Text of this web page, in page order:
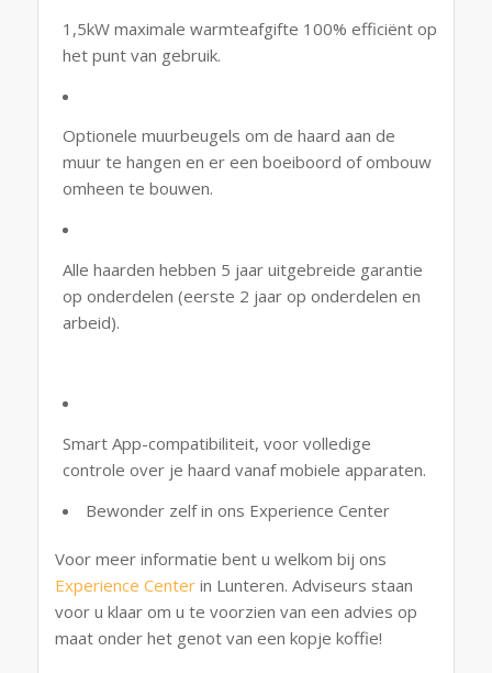
1,5kW maximale warmteafgifte 100% efficiënt op
het punt van gebruik.
Optionele muurbeugels om de haard aan de
muur te hangen en er een boeiboord of ombouw
omheen te bouwen.
Alle haarden hebben 5 jaar uitgebreide garantie
op onderdelen (eerste 2 jaar op onderdelen en
arbeid).
Smart App-compatibiliteit, voor volledige
controle over je haard vanaf mobiele apparaten.
Bewonder zelf in ons Experience Center
Voor meer informatie bent u welkom bij ons
Experience Centerin Lunteren. Adviseurs staan
voor u klaar om u te voorzien van een advies op
maat onder het genot van een kopje koffie!